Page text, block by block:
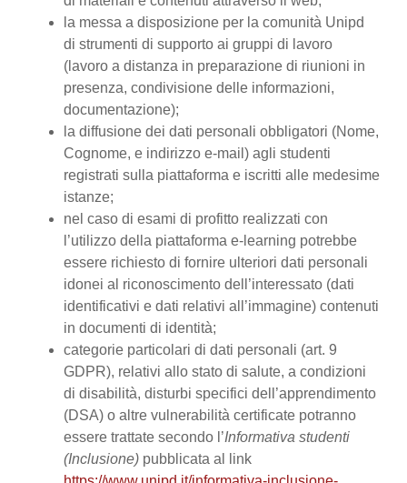
la messa a disposizione per la comunità Unipd
di strumenti di supporto ai gruppi di lavoro
(lavoro a distanza in preparazione di riunioni in
presenza, condivisione delle informazioni,
documentazione);
la diffusione dei dati personali obbligatori (Nome,
Cognome, e indirizzo e-mail) agli studenti
registrati sulla piattaforma e iscritti alle medesime
istanze;
nel caso di esami di profitto realizzati con
l’utilizzo della piattaforma e-learning potrebbe
essere richiesto di fornire ulteriori dati personali
idonei al riconoscimento dell’interessato (dati
identificativi e dati relativi all’immagine) contenuti
in documenti di identità;
categorie particolari di dati personali (art. 9
GDPR), relativi allo stato di salute, a condizioni
di disabilità, disturbi specifici dell’apprendimento
(DSA) o altre vulnerabilità certificate potranno
essere trattate secondo l’Informativa studenti
(Inclusione) pubblicata al link